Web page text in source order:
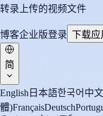
转录上传的视频文件
博客企业版登录 下载应
简
English 日本語한국어 中
體)FrançaisDeutsch